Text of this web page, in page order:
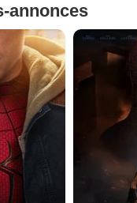
annonces